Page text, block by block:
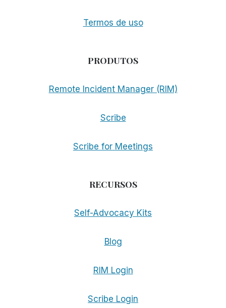
Termos de uso
PRODUTOS
Remote Incident Manager (RIM)
Scribe
Scribe for Meetings
RECURSOS
Self-Advocacy Kits
Blog
RIM Login
Scribe Login